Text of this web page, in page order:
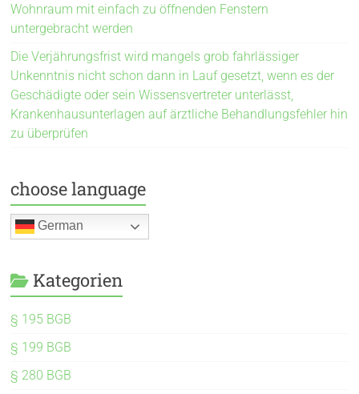
Wohnraum mit einfach zu öffnenden Fenstern
untergebracht werden
Die Verjährungsfrist wird mangels grob fahrlässiger
Unkenntnis nicht schon dann in Lauf gesetzt, wenn es der
Geschädigte oder sein Wissensvertreter unterlässt,
Krankenhausunterlagen auf ärztliche Behandlungsfehler hin
zu überprüfen
choose language
German
Kategorien
§ 195 BGB
§ 199 BGB
§ 280 BGB